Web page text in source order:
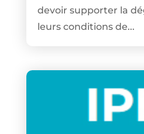
devoir supporter la
leurs conditions de...